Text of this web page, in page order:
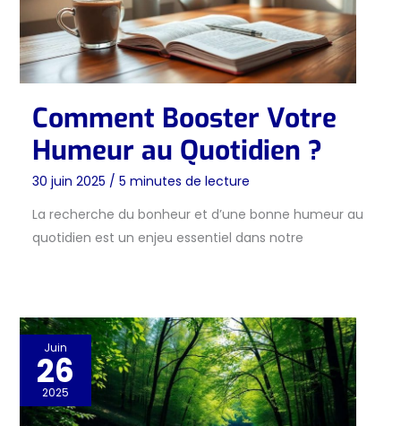
Comment Booster Votre
Humeur au Quotidien ?
30 juin 2025 / 5 minutes de lecture
La recherche du bonheur et d’une bonne humeur au
quotidien est un enjeu essentiel dans notre
Juin
26
2025